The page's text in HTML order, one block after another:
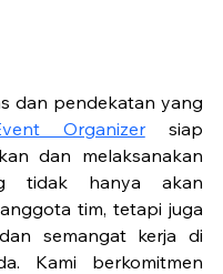
dan pendekatan yang
Organizer siap
dan melaksanakan
tidak hanya akan
tim, tetapi juga
semangat kerja di
Kami berkomitmen